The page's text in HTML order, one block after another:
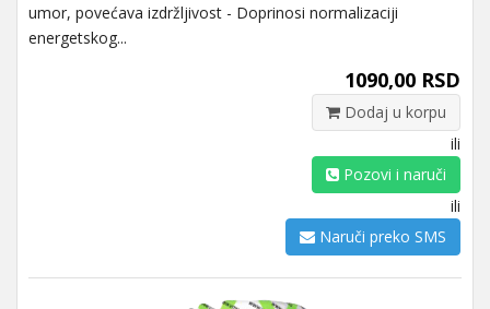
umor, povećava izdržljivost - Doprinosi normalizaciji
energetskog...
1090,00 RSD
Dodaj u korpu
ili
Pozovi i naruči
ili
Naruči preko SMS